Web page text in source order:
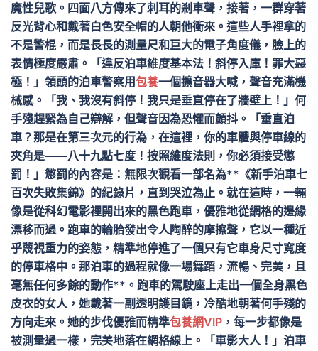
魔性兒歌。四面八方傳來了刺耳的剎車聲，接著，一群穿著
反光背心和戴著白色安全帽的人朝他衝來。這些人手裡拿的
不是警棍，而是長長的測量尺和巨大的電子角度儀，臉上的
表情極度嚴肅。「違反泊車維度基本法！斜停入庫！罪大惡
極！」領頭的泊車警察用包養一個擴音器大喊，聲音充滿機
械感。「我、我沒有斜停！我只是垂直停在了牆壁上！」何
手殘趕緊為自己辯解，但聲音因為恐懼而顫抖。「垂直泊
車？那是在第三次元的行為，在這裡，你的車體與停車線的
夾角是——八十九點七度！按照維度法則，你必須接受懲
罰！」懲罰的內容是：無限次觀看一部名為**《新手泊車七
百次失敗集錦》的紀錄片，直到哭泣為止。就在這時，一輛
像是從科幻電影裡開出來的黑色跑車，優雅地從網格的邊緣
漂移而過。跑車的輪胎發出令人陶醉的摩擦聲，它以一種近
乎蔑視重力的姿態，精準地停進了一個只有它車身尺寸寬度
的停車格中。那泊車的過程就像一場舞蹈，流暢、完美，且
毫無任何多餘的動作**。跑車的駕駛座上走出一個全身黑色
皮衣的女人，她戴著一副透明護目鏡，冷酷地朝著何手殘的
方向走來。她的步伐優雅而精準包養網VIP ，每一步都像是
被測量過一樣，完美地落在網格線上。「車影大人！」泊車